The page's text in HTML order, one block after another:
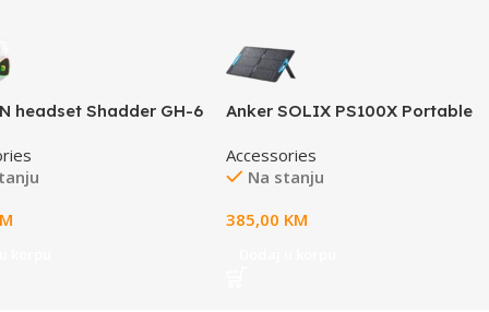
headset Shadder GH-6
Anker SOLIX PS100X Portable
Accessories
Na stanju
385,00 KM